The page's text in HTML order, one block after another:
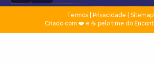
Termos| Privacidade
Sitemap
Criado com ❤️ e ☕ pelo time do